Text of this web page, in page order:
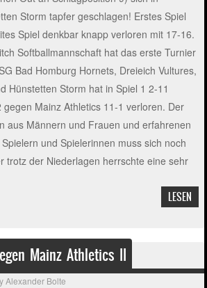
Storm tapfer geschlagen! Erstes Spiel
Spiel denkbar knapp verloren mit 17-16.
Softballmannschaft hat das erste Turnier
Bad Homburg Hornets, Dreieich Vultures,
Hünstetten Storm hat in Spiel 1 2-11
Mainz Athletics 11-1 verloren. Der
aus Männern und Frauen und erfahrenen
und Spielerinnen muss sich noch
trotz der Niederlagen herrschte eine sehr
LESEN
Mainz Athletics II
Alexander Bolte